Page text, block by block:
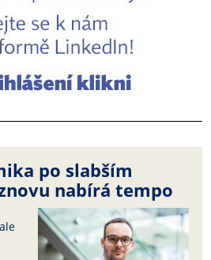
po slabším
nabírá tempo